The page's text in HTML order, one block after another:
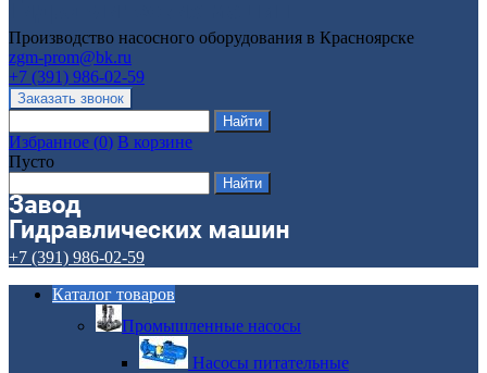
Производство насосного оборудования в Красноярске
zgm-prom@bk.ru
+7 (391) 986-02-59
Избранное (0) В корзине
Пусто
+7 (391) 986-02-59
Каталог товаров
Промышленные насосы
Насосы питательные